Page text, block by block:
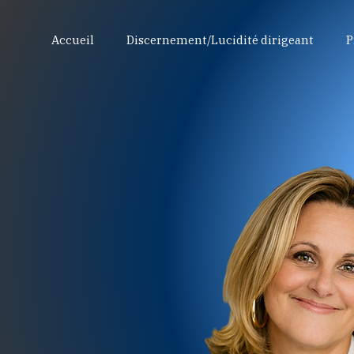
Accueil Discernement/Lucidité dirigeant